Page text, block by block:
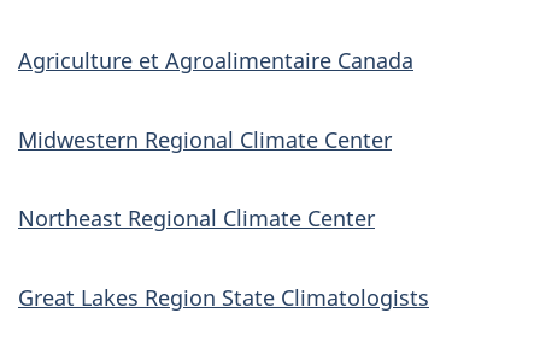
Agriculture et Agroalimentaire Canada
Midwestern Regional Climate Center
Northeast Regional Climate Center
Great Lakes Region State Climatologists